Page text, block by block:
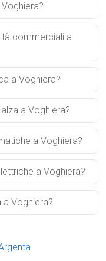
commerciali a
a Voghiera?
a Voghiera?
a Voghiera?
a Voghiera?
Voghiera?